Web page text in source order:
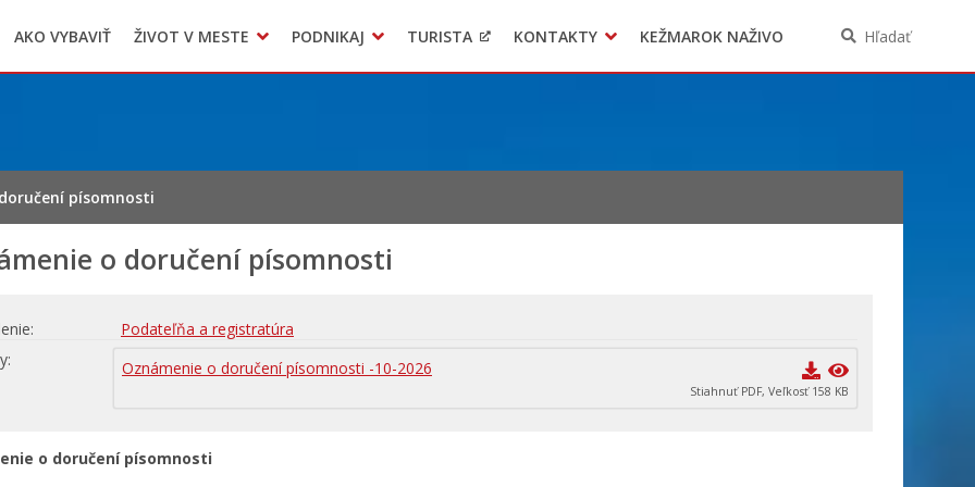
Geo informačný systém – Kežmarok
Oznamovanie podozrení z podvodov
AKO VYBAVIŤ ŽIVOT V MESTE
Triedený zber – NATUR – PACK
PODNIKAJ TURISTA KONTAKTY KEŽMAROK NAŽIVO Hľadať
písomnosti
o doručení písomnosti
Podateľňa a registratúra
Oznámenie o doručení písomnosti -10-2026
Stiahnuť PDF, Veľkosť 158 KB
o doručení písomnosti